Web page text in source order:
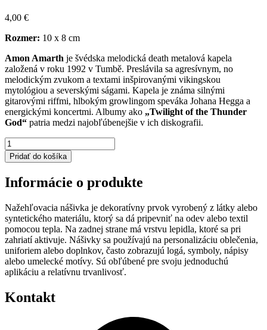
4,00 €
Rozmer: 10 x 8 cm
Amon Amarth je švédska melodická death metalová kapela
založená v roku 1992 v Tumbě. Preslávila sa agresívnym, no
melodickým zvukom a textami inšpirovanými vikingskou
mytológiou a severskými ságami. Kapela je známa silnými
gitarovými riffmi, hlbokým growlingom speváka Johana Hegga a
energickými koncertmi. Albumy ako „Twilight of the Thunder
God“ patria medzi najobľúbenejšie v ich diskografii.
množstvo
AMON
AMARCH
malá
Pridať do košíka
Informácie o produkte
Nažehľovacia nášivka je dekoratívny prvok vyrobený z látky alebo
syntetického materiálu, ktorý sa dá pripevniť na odev alebo textil
pomocou tepla. Na zadnej strane má vrstvu lepidla, ktoré sa pri
zahriatí aktivuje. Nášivky sa používajú na personalizáciu oblečenia,
uniforiem alebo doplnkov, často zobrazujú logá, symboly, nápisy
alebo umelecké motívy. Sú obľúbené pre svoju jednoduchú
aplikáciu a relatívnu trvanlivosť.
Kontakt